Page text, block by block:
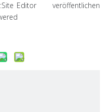
Editor veröffentlichen